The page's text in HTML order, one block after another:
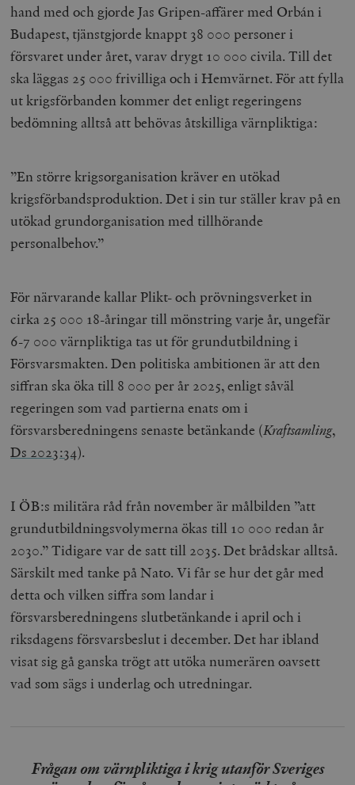
hand med och gjorde Jas Gripen-affärer med Orbán i
Budapest, tjänstgjorde knappt 38 000 personer i
försvaret under året, varav drygt 10 000 civila. Till det
ska läggas 25 000 frivilliga och i Hemvärnet. För att fylla
ut krigsförbanden kommer det enligt regeringens
bedömning alltså att behövas åtskilliga värnpliktiga:
”En större krigsorganisation kräver en utökad
krigsförbandsproduktion. Det i sin tur ställer krav på en
utökad grundorganisation med tillhörande
personalbehov.”
För närvarande kallar Plikt- och prövningsverket in
cirka 25 000 18-åringar till mönstring varje år, ungefär
6-7 000 värnpliktiga tas ut för grundutbildning i
Försvarsmakten. Den politiska ambitionen är att den
siffran ska öka till 8 000 per år 2025, enligt såväl
regeringen som vad partierna enats om i
försvarsberedningens senaste betänkande (Kraftsamling,
Ds 2023:34).
I ÖB:s militära råd från november är målbilden ”att
grundutbildningsvolymerna ökas till 10 000 redan år
2030.” Tidigare var de satt till 2035. Det brådskar alltså.
Särskilt med tanke på Nato. Vi får se hur det går med
detta och vilken siffra som landar i
försvarsberedningens slutbetänkande i april och i
riksdagens försvarsbeslut i december. Det har ibland
visat sig gå ganska trögt att utöka numerären oavsett
vad som sägs i underlag och utredningar.
Frågan om värnpliktiga i krig utanför Sveriges